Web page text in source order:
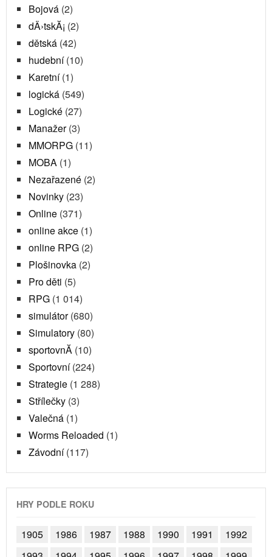
Bojová (2)
dÄ›tskĂ¡ (2)
dětská (42)
hudební(10)
Karetní(1)
logická (549)
Logické (27)
Manažer(3)
MMORPG (11)
MOBA (1)
Nezařazené (2)
Novinky (23)
Online (371)
online akce (1)
online RPG (2)
Plošinovka (2)
Pro děti (5)
RPG (1 014)
simulátor(680)
Simulatory (80)
sportovnĂ­ (10)
Sportovní(224)
Strategie (1 288)
Střílečky (3)
Valečná (1)
Worms Reloaded (1)
Závodní(117)
HRY PODLE ROKU
1905 1986 1987 1988 1990 1991
1992